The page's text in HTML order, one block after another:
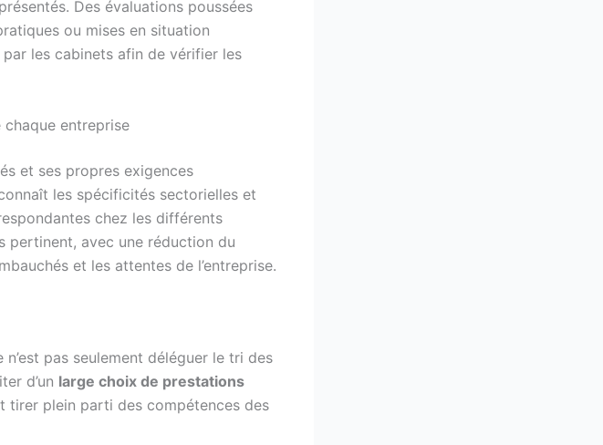
Des évaluations poussées
ou mises en situation
les cabinets afin de vérifier les
entreprise
et ses propres exigences
les spécificités sectorielles et
chez les différents
pertinent, avec une réduction du
et les attentes de l’entreprise.
pas seulement déléguer le tri des
d’un large choix de prestations
tirer plein parti des compétences des